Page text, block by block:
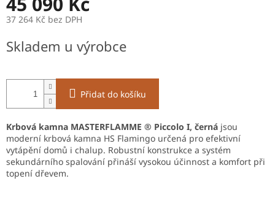
37 264 Kč bez DPH
cena:
Skladem u výrobce
Přidat do košíku
Krbová kamna MASTERFLAMME ® Piccolo I, černá jsou
moderní krbová kamna HS Flamingo určená pro efektivní
vytápění domů i chalup. Robustní konstrukce a systém
sekundárního spalování přináší vysokou účinnost a komfort při
topení dřevem.